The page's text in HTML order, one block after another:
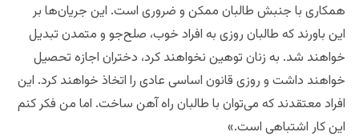
همکاری با جنبش طالبان ممکن و ضروری است. این جریان‌ها بر
این باورند که طالبان روزی به افراد خوب، صلح‌جو و متمدن تبدیل
خواهند شد. به زنان توهین نخواهند کرد، دختران اجازه تحصیل
خواهند داشت و روزی قانون اساسی عادی را اتخاذ خواهند کرد. این
افراد معتقدند که می‌توان با طالبان راه آهن ساخت. اما من فکر کنم
این کار اشتباهی است.»